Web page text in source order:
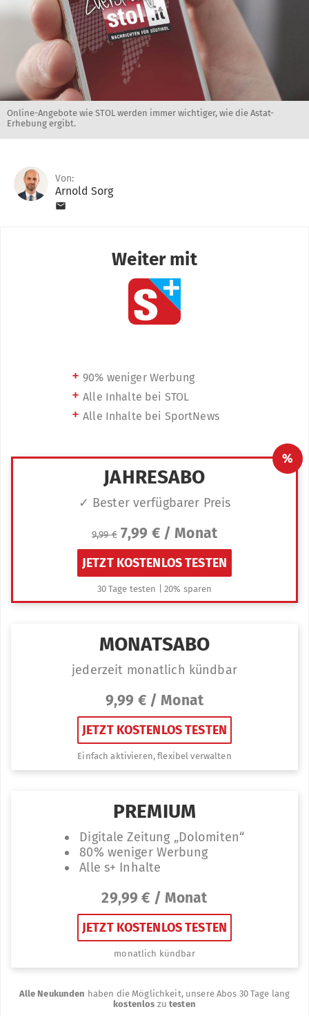
Online-Angebote wie STOL werden immer wichtiger, wie die Astat-
Erhebung ergibt.
Von:
Arnold Sorg